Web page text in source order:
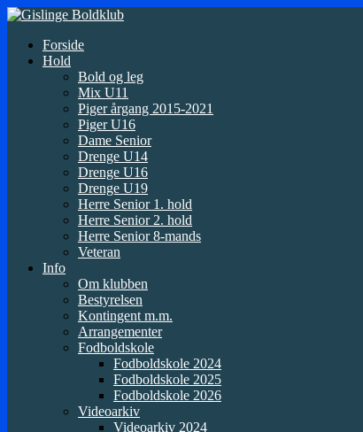
Forside
Hold
Bold og leg
Mix U11
Piger årgang 2015-2021
Piger U16
Dame Senior
Drenge U14
Drenge U16
Drenge U19
Herre Senior 1. hold
Herre Senior 2. hold
Herre Senior 8-mands
Veteran
Info
Om klubben
Bestyrelsen
Kontingent m.m.
Arrangementer
Fodboldskole
Fodboldskole 2024
Fodboldskole 2025
Fodboldskole 2026
Videoarkiv
Videoarkiv 2024